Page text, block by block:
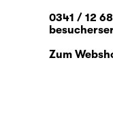
0341 / 12
Zum